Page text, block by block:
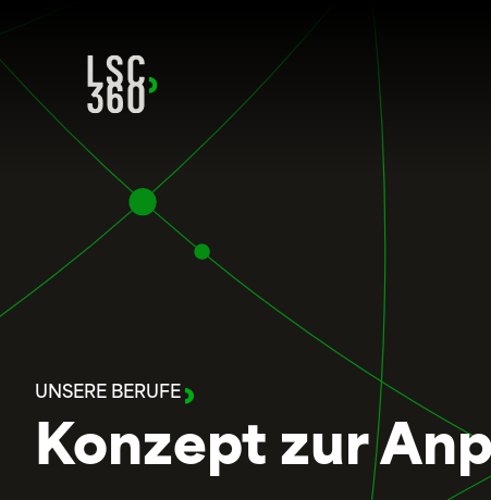
UNSERE BERUFE
Konzept zur